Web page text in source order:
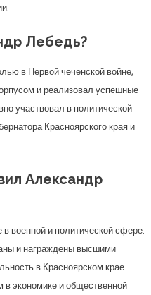
Лебедь?
в Первой чеченской войне,
и реализовал успешные
участвовал в политической
Красноярского края и
Александр
военной и политической сфере.
и награждены высшими
в Красноярском крае
экономике и общественной